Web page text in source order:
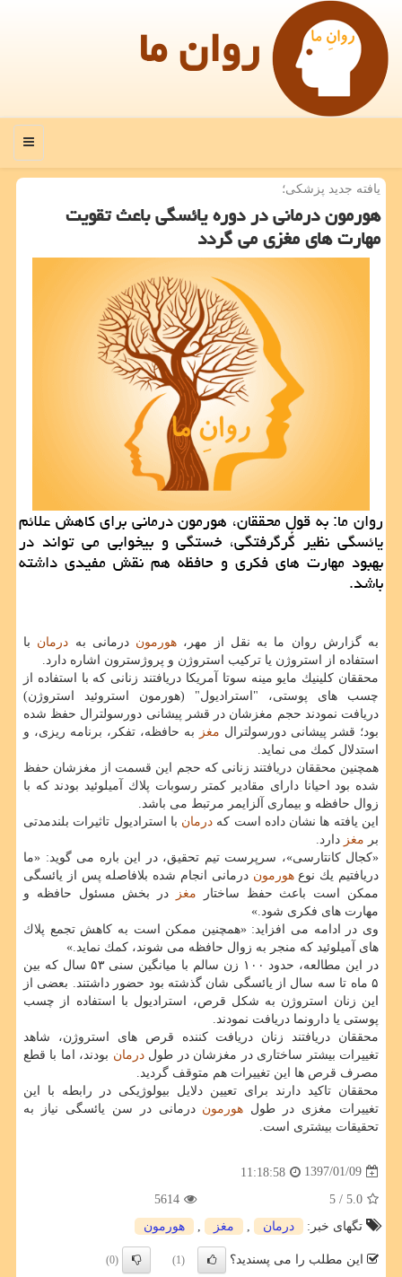
روان ما
منو
یافته جدید پزشكی؛
هورمون درمانی در دوره یائسگی باعث تقویت
مهارت های مغزی می گردد
روان ما: به قول محققان، هورمون درمانی برای كاهش علائم
یائسگی نظیر گُرگرفتگی، خستگی و بیخوابی می تواند در
بهبود مهارت های فكری و حافظه هم نقش مفیدی داشته
باشد.
به گزارش روان ما به نقل از مهر، هورمون درمانی به درمان با
استفاده از استروژن یا تركیب استروژن و پروژسترون اشاره دارد.
محققان كلینیك مایو مینه سوتا آمریكا دریافتند زنانی كه با استفاده از
چسب های پوستی، "استرادیول" (هورمون استروئید استروژن)
دریافت نمودند حجم مغزشان در قشر پیشانی دورسولترال حفظ شده
بود؛ قشر پیشانی دورسولترال مغز
به حافظه، تفكر، برنامه ریزی، و
استدلال كمك می نماید.
همچنین محققان دریافتند زنانی كه حجم این قسمت از مغزشان حفظ
شده بود احیانا دارای مقادیر كمتر رسوبات پلاك آمیلوئید بودند كه با
زوال حافظه و بیماری آلزایمر مرتبط می باشد.
این یافته ها نشان داده است كه درمان با استرادیول تاثیرات بلندمدتی
بر مغز دارد.
«كجال كانتارسی»، سرپرست تیم تحقیق، در این باره می گوید: «ما
دریافتیم یك نوعهورمون درمانی انجام شده بلافاصله پس از یائسگی
ممكن است باعث حفظ ساختار مغز
در بخش مسئول حافظه و
مهارت های فكری شود.»
وی در ادامه می افزاید: «همچنین ممكن است به كاهش تجمع پلاك
های آمیلوئید كه منجر به زوال حافظه می شوند، كمك نماید.»
در این مطالعه، حدود ۱۰۰ زن سالم با میانگین سنی ۵۳ سال كه بین
۵ ماه تا سه سال از یائسگی شان گذشته بود حضور داشتند. بعضی از
این زنان استروژن به شكل قرص، استرادیول با استفاده از چسب
پوستی یا دارونما دریافت نمودند.
محققان دریافتند زنان دریافت كننده قرص های استروژن، شاهد
تغییرات بیشتر ساختاری در مغزشان در طولدرمان بودند، اما با قطع
مصرف قرص ها این تغییرات هم متوقف گردید.
محققان تاكید دارند برای تعیین دلایل بیولوژیكی در رابطه با این
تغییرات مغزی در طول هورمون درمانی در سن یائسگی نیاز به
تحقیقات بیشتری است.
1397/01/09
11:18:58
5.0
/ 5
5614
تگهای خبر:
درمان مغز هورمون
این مطلب را می پسندید؟ (1)
(0)